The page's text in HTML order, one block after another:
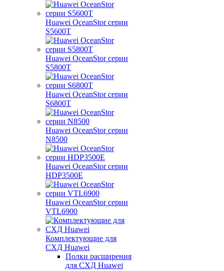
Huawei OceanStor серии
S5600T
Huawei OceanStor серии
S5800T
Huawei OceanStor серии
S6800T
Huawei OceanStor серии
N8500
Huawei OceanStor серии
HDP3500E
Huawei OceanStor серии
VTL6900
Комплектующие для
СХД Huawei
Полки расширения
для СХД Huawei